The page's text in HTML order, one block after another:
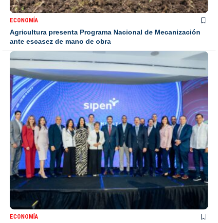
ECONOMÍA
Agricultura presenta Programa Nacional de Mecanización
ante escasez de mano de obra
ECONOMÍA